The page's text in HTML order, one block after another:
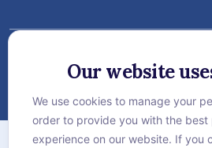
Follow
Our website
We use cookies to manage your
order to provide you with the best
experience on our website. If you